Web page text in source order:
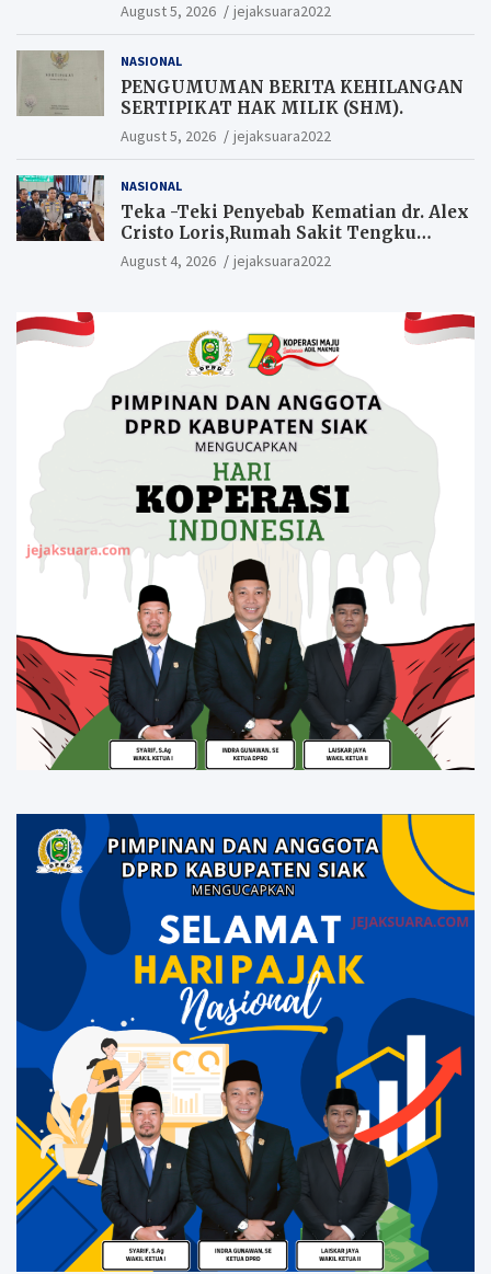
August 5, 2026 jejaksuara2022
NASIONAL
PENGUMUMAN BERITA KEHILANGAN
SERTIPIKAT HAK MILIK (SHM).
August 5, 2026 jejaksuara2022
NASIONAL
Teka -Teki Penyebab Kematian dr. Alex
Cristo Loris,Rumah Sakit Tengku
Rafian Siak Terjawab Sudah Hasil
Penyelidikan Menyatakan Korban
pinjaman online
August 4, 2026 jejaksuara2022